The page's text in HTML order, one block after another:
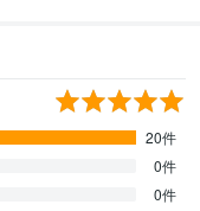
20件
0件
0件